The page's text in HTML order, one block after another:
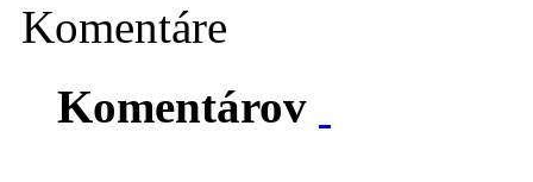
Komentáre
Komentárov